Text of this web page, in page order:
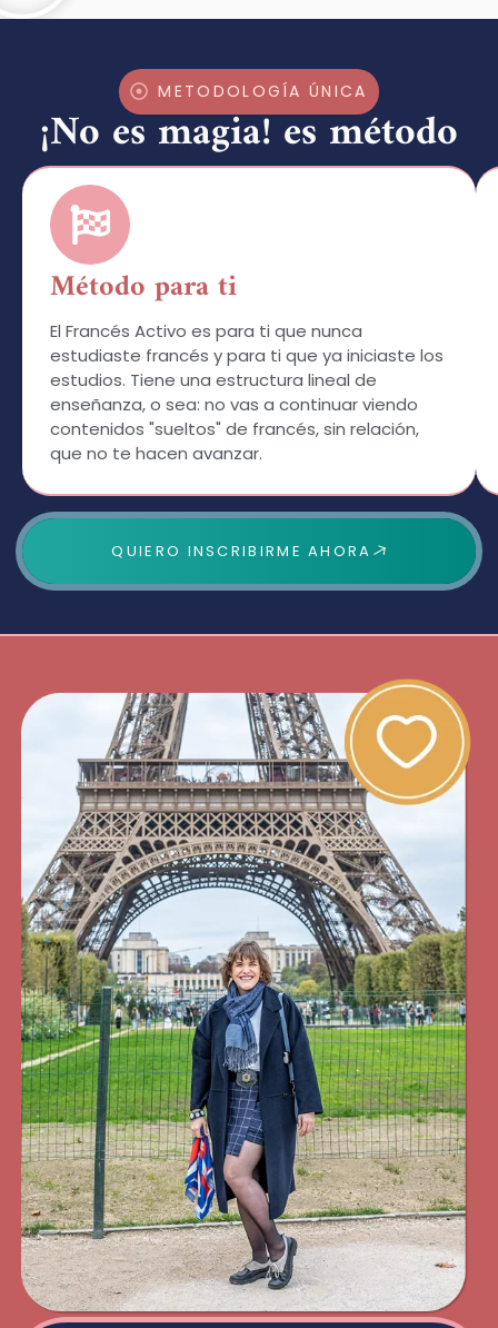
METODOLOGÍA ÚNICA
¡No es magia! es método
Método para ti
El Francés Activo es para ti que nunca
estudiaste francés y para ti que ya iniciaste los
estudios. Tiene una estructura lineal de
enseñanza, o sea: no vas a continuar viendo
contenidos "sueltos" de francés, sin relación,
que no te hacen avanzar.
QUIERO INSCRIBIRME AHORA